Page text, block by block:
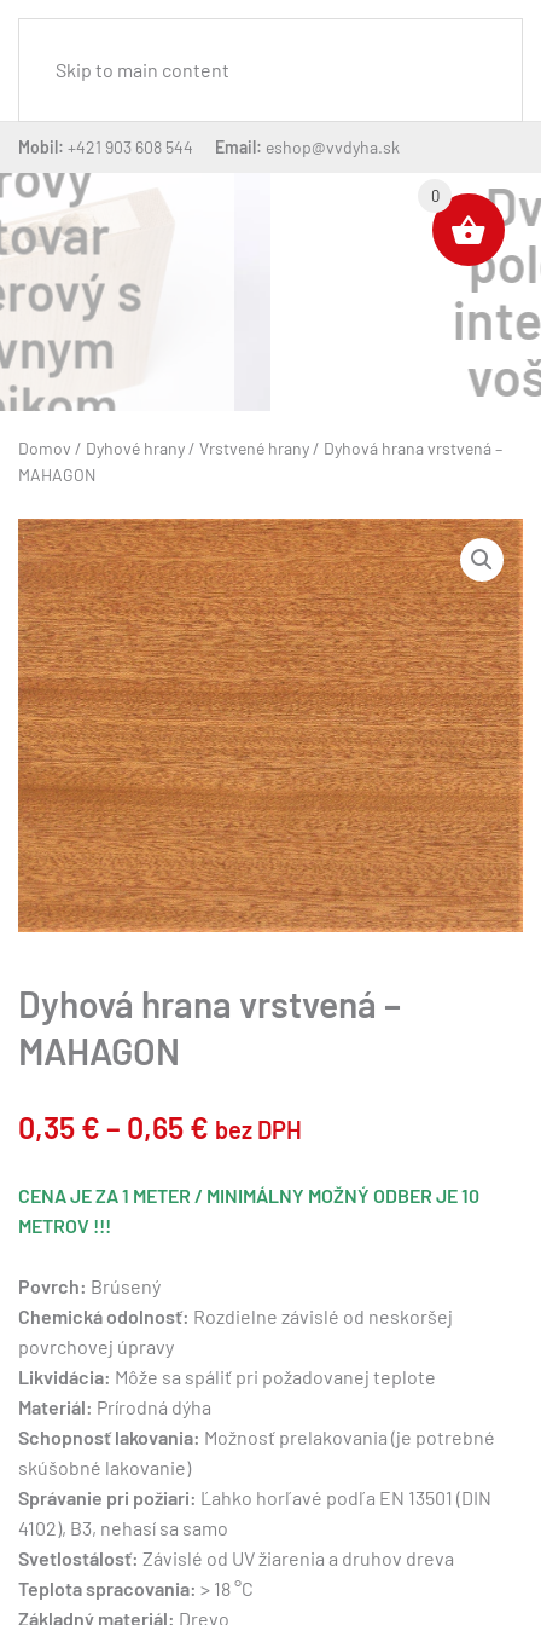
Skip to main content
Mobil: +421 903 608 544 Email: eshop@vvdyha.sk
Domov / Dyhové hrany / Vrstvené hrany / Dyhová hrana vrstvená –
MAHAGON
Dyhová hrana vrstvená –
MAHAGON
0,35 € – 0,65 € Price
0,35 €
0,65 €
bez DPH
CENA JE ZA 1 METER / MINIMÁLNY MOŽNÝ ODBER JE 10
METROV !!!
Povrch: Brúsený
Chemická odolnosť: Rozdielne závislé od neskoršej
povrchovej úpravy
Likvidácia: Môže sa spáliť pri požadovanej teplote
Materiál: Prírodná dýha
Schopnosť lakovania: Možnosť prelakovania (je potrebné
skúšobné lakovanie)
Správanie pri požiari: Ľahko horľavé podľa EN 13501 (DIN
4102), B3, nehasí sa samo
Svetlostálosť: Závislé od UV žiarenia a druhov dreva
Teplota spracovania: > 18 °C
Základný materiál: Drevo
0